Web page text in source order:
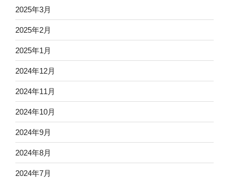
2025年3月
2025年2月
2025年1月
2024年12月
2024年11月
2024年10月
2024年9月
2024年8月
2024年7月